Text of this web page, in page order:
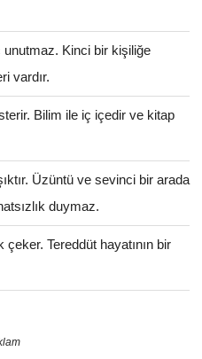
unutmaz. Kinci bir kişiliğe
vardır.
Bilim ile iç içedir ve kitap
Üzüntü ve sevinci bir arada
duymaz.
Tereddüt hayatının bir